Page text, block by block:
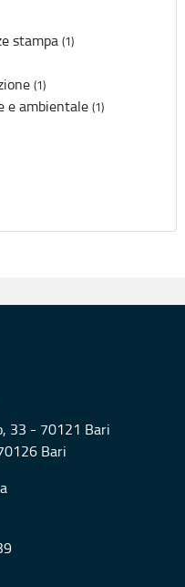
stampa (1)
(1)
e ambientale (1)
33 - 70121 Bari
Bari